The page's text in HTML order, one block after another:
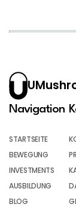
Navigation
STARTSEITE
BEWEGUNG
INVESTMENTS
AUSBILDUNG
BLOG